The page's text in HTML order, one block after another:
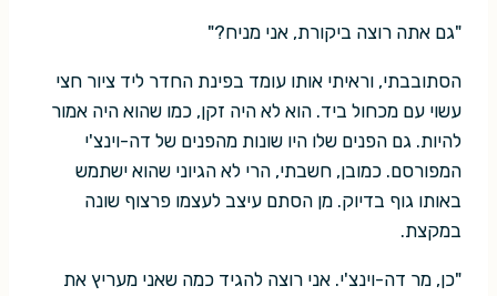
"גם אתה רוצה ביקורת, אני מניח?"
הסתובבתי, וראיתי אותו עומד בפינת החדר ליד ציור חצי
עשוי עם מכחול ביד. הוא לא היה זקן, כמו שהוא היה אמור
להיות. גם הפנים שלו היו שונות מהפנים של דה-וינצ'י
המפורסם. כמובן, חשבתי, הרי לא הגיוני שהוא ישתמש
באותו גוף בדיוק. מן הסתם עיצב לעצמו פרצוף שונה
במקצת.
"כן, מר דה-וינצ'י. אני רוצה להגיד כמה שאני מעריץ את